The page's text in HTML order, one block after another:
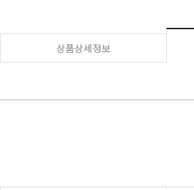
상품상세정보